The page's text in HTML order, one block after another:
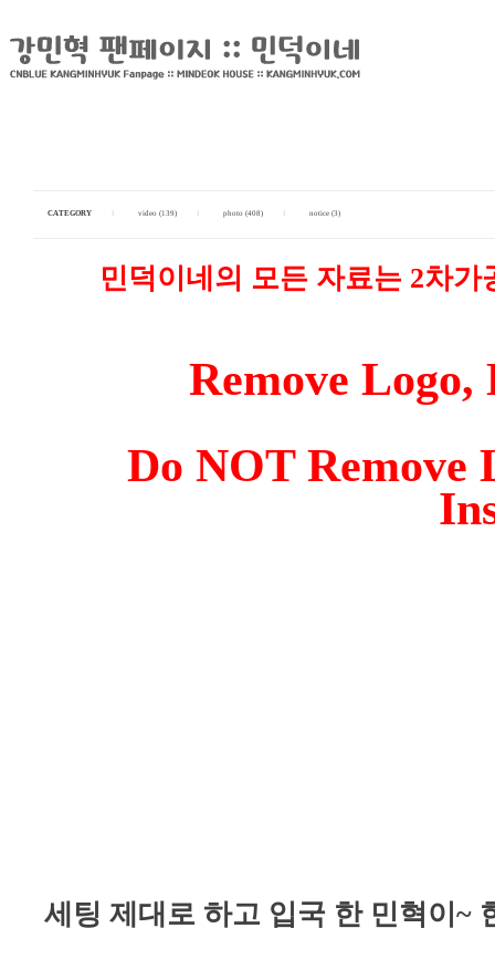
CATEGORY video (139) photo (408) notice (3)
민덕이네의 모든 자료는 2차
Remove
Do NOT
세팅 제대로 하고 입국 한 민혁이~